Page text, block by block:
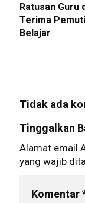
Ratusan Guru
Terima
Belajar
Tidak ada
Tinggalkan
Alamat email
yang wajib
Komentar